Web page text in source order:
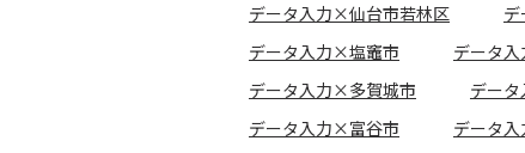
データ入力×仙台市若林区
データ入力×塩竈市
データ
データ入力×多賀城市
デー
データ入力×富谷市
データ